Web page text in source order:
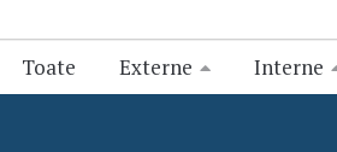
Toate Externe Interne